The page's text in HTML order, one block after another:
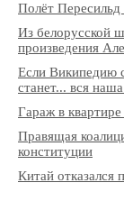
Полёт
Из белорусской
произведения
Если Википедию
станет... вся
Гараж в
Правящая
конституции
Китай